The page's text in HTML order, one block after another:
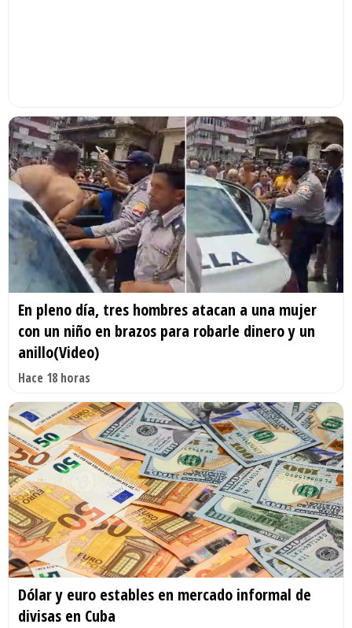
En pleno día, tres hombres atacan a una mujer
con un niño en brazos para robarle dinero y un
anillo(Video)
Hace 18 horas
Dólar y euro estables en mercado informal de
divisas en Cuba